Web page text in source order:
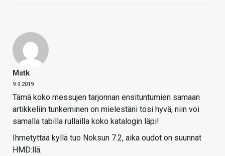
Mstk
9.9.2019
Tämä koko messujen tarjonnan ensituntumien samaan
artikkeliin tunkeminen on mielestäni tosi hyvä, niin voi
samalla tabilla rullailla koko katalogin läpi!
Ihmetyttää kyllä tuo Noksun 7.2, aika oudot on suunnat
HMD:llä.